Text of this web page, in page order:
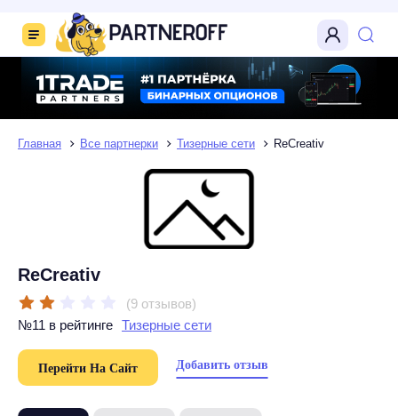
Главная Все партнерки Тизерные сети ReCreativ
ReCreativ
(9 отзывов)
№11 в рейтинге Тизерные сети
Перейти На Сайт Добавить отзыв